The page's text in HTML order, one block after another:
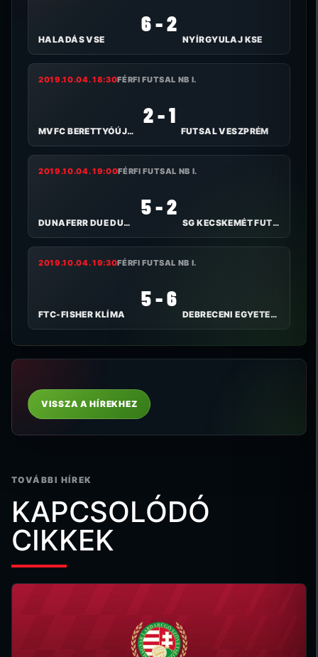
HALADÁS VSE
6 - 2
NYÍRGYULAJ KSE
2019.10.04. 18:30FÉRFI FUTSAL NB I.
MVFC BERETTYÓÚJFALU
2 - 1
FUTSAL VESZPRÉM
2019.10.04. 19:00FÉRFI FUTSAL NB I.
DUNAFERR DUE DUTRADE FC
5 - 2
SG KECSKEMÉT FUTSAL
2019.10.04. 19:30FÉRFI FUTSAL NB I.
FTC-FISHER KLÍMA
5 - 6
DEBRECENI EGYETEMI AC
VISSZA A HÍREKHEZ
TOVÁBBI HÍREK
KAPCSOLÓDÓ
CIKKEK